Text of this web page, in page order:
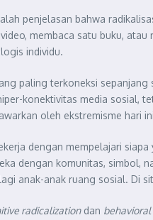
penjelasan bahwa
membaca satu buku,
individu.
paling terkoneksi
konektivitas media sosial,
oleh ekstremisme hari
dengan mempelajari
dengan komunitas, simbol,
anak-anak ruang sosial. Di
radicalizationdan